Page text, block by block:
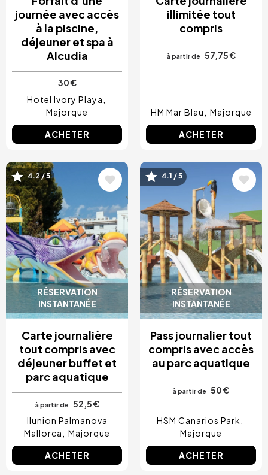
journée avec accès
à la piscine,
déjeuner et spa à
Alcudia
30 €
Hotel Ivory Playa
Majorque
ACHETER
illimitée tout
compris
à partir de 57,75 €
HM Mar Blau Majorque
ACHETER
RÉSERVATION
INSTANTANÉE
Image
4.2 / 5
Carte journalière
tout compris avec
déjeuner buffet et
parc aquatique
à partir de
52,5 €
Ilunion Palmanova
Mallorca
Majorque
ACHETER
RÉSERVATION
INSTANTANÉE
Image
4.1 / 5
Pass journalier tout
compris avec accès
au parc aquatique
à partir de 50 €
HSM Canarios Park
Majorque
ACHETER